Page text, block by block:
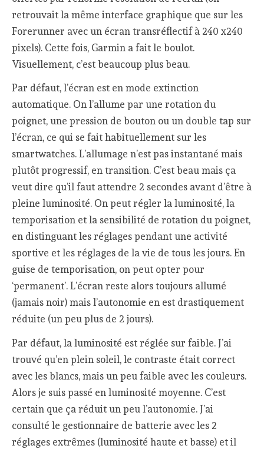
retrouvait la même interface graphique que sur les
Forerunner avec un écran transréflectif à 240 x240
pixels). Cette fois, Garmin a fait le boulot.
Visuellement, c’est beaucoup plus beau.
Par défaut, l’écran est en mode extinction
automatique. On l’allume par une rotation du
poignet, une pression de bouton ou un double tap sur
l’écran, ce qui se fait habituellement sur les
smartwatches. L’allumage n’est pas instantané mais
plutôt progressif, en transition. C’est beau mais ça
veut dire qu’il faut attendre 2 secondes avant d’être à
pleine luminosité. On peut régler la luminosité, la
temporisation et la sensibilité de rotation du poignet,
en distinguant les réglages pendant une activité
sportive et les réglages de la vie de tous les jours. En
guise de temporisation, on peut opter pour
‘permanent’. L’écran reste alors toujours allumé
(jamais noir) mais l’autonomie en est drastiquement
réduite (un peu plus de 2 jours).
Par défaut, la luminosité est réglée sur faible. J’ai
trouvé qu’en plein soleil, le contraste était correct
avec les blancs, mais un peu faible avec les couleurs.
Alors je suis passé en luminosité moyenne. C’est
certain que ça réduit un peu l’autonomie. J’ai
consulté le gestionnaire de batterie avec les 2
réglages extrêmes (luminosité haute et basse) et il